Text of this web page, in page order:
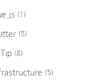
(1)
(5)
(8)
(5)